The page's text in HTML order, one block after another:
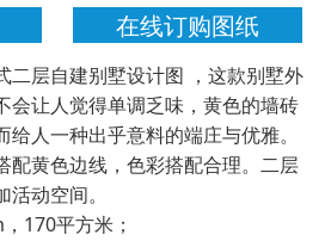
在线订购图纸
二层自建别墅设计图 ，这款别墅外
会让人觉得单调乏味，黄色的墙砖
给人一种出乎意料的端庄与优雅。
配黄色边线，色彩搭配合理。二层
动空间。
170平方米；